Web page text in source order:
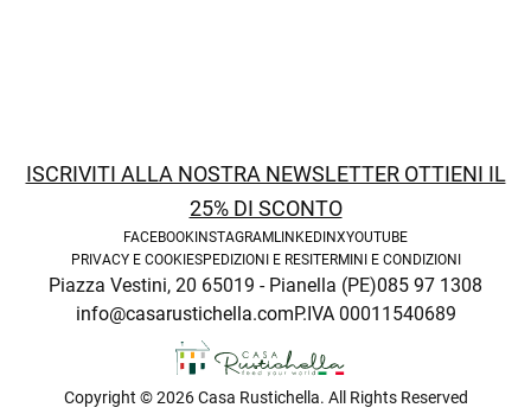
ISCRIVITI ALLA NOSTRA NEWSLETTER OTTIENI IL
25% DI SCONTO
FACEBOOKINSTAGRAMLINKEDINXYOUTUBE
PRIVACY E COOKIESPEDIZIONI E RESITERMINI E CONDIZIONI
Piazza Vestini, 20 65019 - Pianella (PE)085 97 1308
info@casarustichella.comP.IVA 00011540689
Copyright © 2026 Casa Rustichella. All Rights Reserved